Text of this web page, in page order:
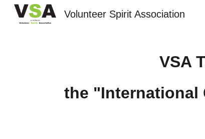
Volunteer Spirit Association
VSA
the "International